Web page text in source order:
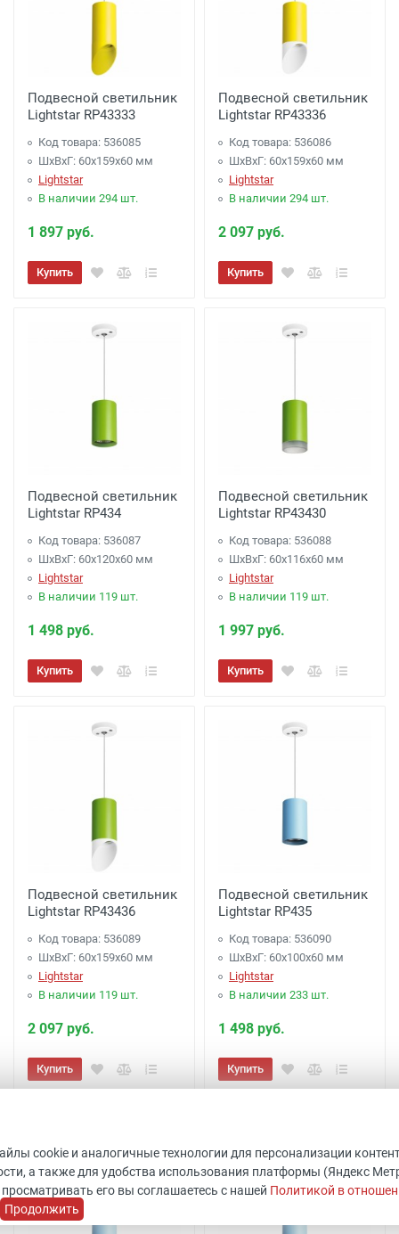
Подвесной светильник
Lightstar RP43333
Код товара: 536085
ШхВхГ: 60x159x60 мм
Lightstar
В наличии 294 шт.
1 897 руб.
Купить
Подвесной светильник
Lightstar RP43336
Код товара: 536086
ШхВхГ: 60x159x60 мм
Lightstar
В наличии 294 шт.
2 097 руб.
Купить
Подвесной светильник
Lightstar RP434
Код товара: 536087
ШхВхГ: 60x120x60 мм
Lightstar
В наличии 119 шт.
1 498 руб.
Купить
Подвесной светильник
Lightstar RP43430
Код товара: 536088
ШхВхГ: 60x116x60 мм
Lightstar
В наличии 119 шт.
1 997 руб.
Купить
Подвесной светильник
Lightstar RP43436
Код товара: 536089
ШхВхГ: 60x159x60 мм
Lightstar
В наличии 119 шт.
2 097 руб.
Купить
Подвесной светильник
Lightstar RP435
Код товара: 536090
ШхВхГ: 60x100x60 мм
Lightstar
В наличии 233 шт.
1 498 руб.
Купить
cookie и аналогичные технологии для персонализации
а также для удобства использования платформы (Яндекс
его вы соглашаетесь с нашей Политикой в
Продолжить